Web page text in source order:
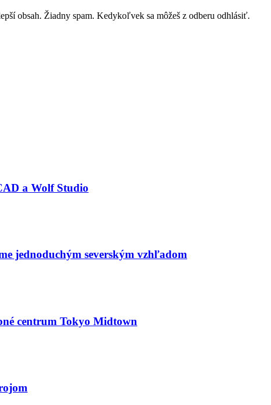
obsah. Žiadny spam. Kedykoľvek sa môžeš z odberu odhlásiť.
a Wolf Studio
jednoduchým severským vzhľadom
centrum Tokyo Midtown